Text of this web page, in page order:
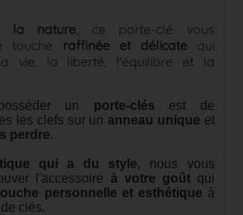
la nature, ce porte-clé vous
touche raffinée et délicatequi
vie, la liberté, l'équilibre et la
un porte-clés est de
les clefs sur un anneau unique et
perdre.
qui a du style, nous vous
l'accessoire à votre goûtqui
personnelle et esthétique à
clés.